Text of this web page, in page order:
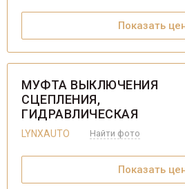
Показать
МУФТА ВЫКЛЮЧЕНИЯ
СЦЕПЛЕНИЯ,
ГИДРАВЛИЧЕСКАЯ
LYNXAUTO Найти фото
Показать